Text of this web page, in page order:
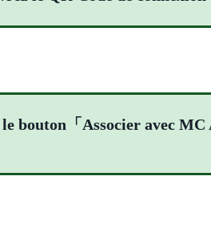
bouton「Associer avec